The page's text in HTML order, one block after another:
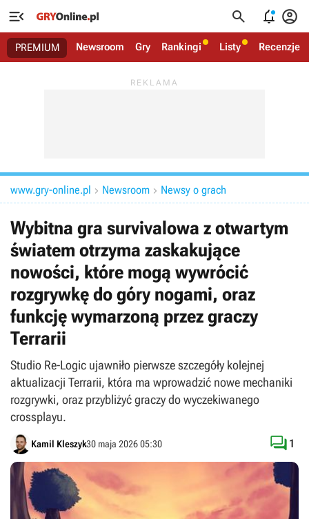
   
PREMIUM Newsroom Gry Rankingi Listy Recenzje
www.gry-online.pl  Newsroom  Newsy o grach
Wybitna gra survivalowa z otwartym
światem otrzyma zaskakujące
nowości, które mogą wywrócić
rozgrywkę do góry nogami, oraz
funkcję wymarzoną przez graczy
Terrarii
Studio Re-Logic ujawniło pierwsze szczegóły kolejnej
aktualizacji Terrarii, która ma wprowadzić nowe mechaniki
rozgrywki, oraz przybliżyć graczy do wyczekiwanego
crossplayu.
Kamil Kleszyk30 maja 2026 05:30  1